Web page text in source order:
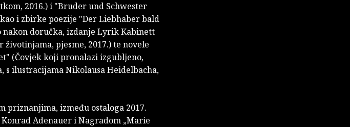
2016.) i "Bruder und Schwester
i zbirke poezije "Der Liebhaber bald
doručka, izdanje Lyrik Kabinett
pjesme, 2017.) te novele
(Čovjek koji pronalazi izgubljeno,
s ilustracijama Nikolausa Heidelbacha,
između ostaloga 2017.
Adenauer i Nagradom „Marie